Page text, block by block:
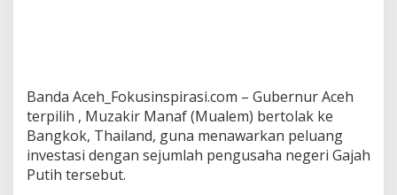
a
n
P
e
l
Banda Aceh_Fokusinspirasi.com – Gubernur Aceh
terpilih , Muzakir Manaf (Mualem) bertolak ke
Bangkok, Thailand, guna menawarkan peluang
investasi dengan sejumlah pengusaha negeri Gajah
Putih tersebut.